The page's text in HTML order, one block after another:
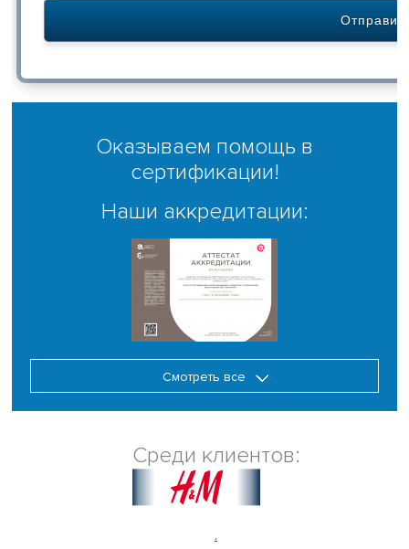
Оказываем помощь в
сертификации!
Наши аккредитации:
Смотреть все
Среди клиентов:
.